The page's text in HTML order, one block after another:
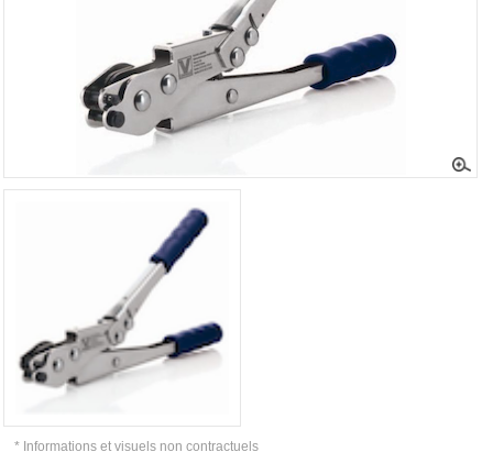
* Informations et visuels non contractuels